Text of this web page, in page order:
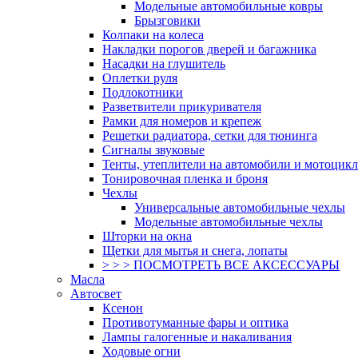
Модельные автомобильные ковры
Брызговики
Колпаки на колеса
Накладки порогов дверей и багажника
Насадки на глушитель
Оплетки руля
Подлокотники
Разветвители прикуривателя
Рамки для номеров и крепеж
Решетки радиатора, сетки для тюнинга
Сигналы звуковые
Тенты, утеплители на автомобили и
Тонировочная пленка и броня
Чехлы
Универсальные автомобильные чехлы
Модельные автомобильные чехлы
Шторки на окна
Щетки для мытья и снега, лопаты
> > > ПОСМОТРЕТЬ ВСЕ АКСЕССУАРЫ
Масла
Автосвет
Ксенон
Противотуманные фары и оптика
Лампы галогенные и накаливания
Ходовые огни